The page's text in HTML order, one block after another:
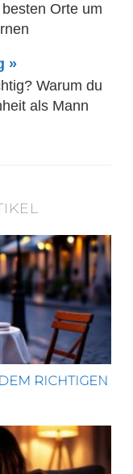
Orte um
»
Warum du
als Mann
Ort
RICHTIGEN
Die besten